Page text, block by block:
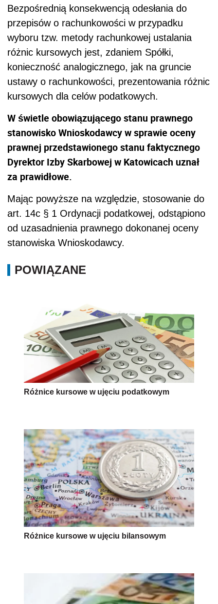
Bezpośrednią konsekwencją odesłania do
przepisów o rachunkowości w przypadku
wyboru tzw. metody rachunkowej ustalania
różnic kursowych jest, zdaniem Spółki,
konieczność analogicznego, jak na gruncie
ustawy o rachunkowości, prezentowania różnic
kursowych dla celów podatkowych.
W świetle obowiązującego stanu prawnego
stanowisko Wnioskodawcy w sprawie oceny
prawnej przedstawionego stanu faktycznego
Dyrektor Izby Skarbowej w Katowicach uznał
za prawidłowe.
Mając powyższe na względzie, stosowanie do
art. 14c § 1 Ordynacji podatkowej, odstąpiono
od uzasadnienia prawnego dokonanej oceny
stanowiska Wnioskodawcy.
POWIĄZANE
Różnice kursowe w ujęciu podatkowym
Różnice kursowe w ujęciu bilansowym